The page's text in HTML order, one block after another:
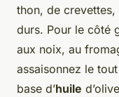
thon, de
durs. Pour le côté
aux noix, au
assaisonnez le
base d’huile